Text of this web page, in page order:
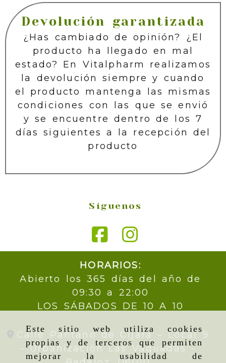
Este sitio web utiliza cookies
propias y de terceros que permiten
mejorar la usabilidad de
Devolución garantizada
¿Has cambiado de opinión? ¿El
producto ha llegado en mal
estado? En Vitalpharm realizamos
la devolución siempre y cuando
el producto mantenga las mismas
condiciones con las que se envió
y se encuentre dentro de los 7
días siguientes a la recepción del
producto
Síguenos
HORARIOS:
Abierto los 365 días del año de
09:30 a 22:00
LOS SÁBADOS DE 10 A 10
Calle Pantano de Cijara – Local 9
- Urbanización Las Vaguadas -